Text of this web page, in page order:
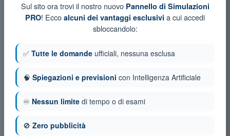
Sul sito ora trovi il nostro nuovo Pannello di Simulazioni
PRO! Ecco alcuni dei vantaggi esclusivi a cui accedi
sbloccandolo:
✅ Tutte le domande ufficiali, nessuna esclusa
🧠 Spiegazioni e previsioni con Intelligenza Artificiale
♾️ Nessun limite di tempo o di esami
🚫 Zero pubblicità